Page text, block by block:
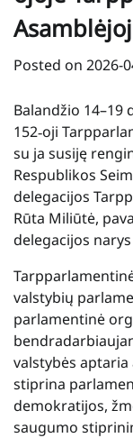
Posted on 2026-
Balandžio 14–19
152‑oji
su ja susiję
Respublikos
delegacijos
Rūta Miliūtė,
delegacijos
valstybių
parlamentinė
valstybės
stiprina
demokratijos,
saugumo